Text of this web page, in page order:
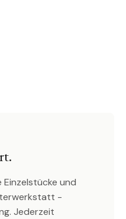
Einzelstücke und
-
Jederzeit